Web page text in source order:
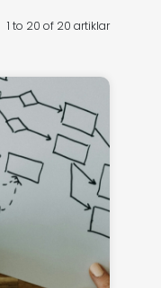
1 to 20 of 20 artiklar